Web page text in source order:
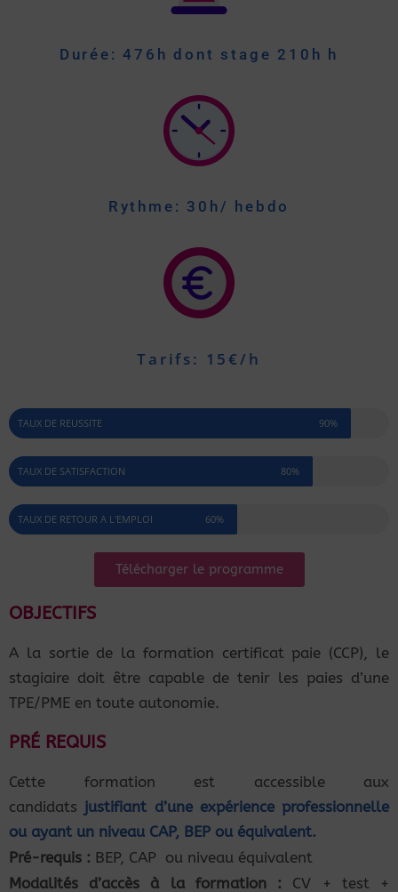
Durée: 476h dont stage 210h h
Rythme: 30h/ hebdo
Tarifs: 15€/h
TAUX DE REUSSITE 90%
TAUX DE SATISFACTION 80%
TAUX DE RETOUR A L'EMPLOI 60%
Télécharger le programme
OBJECTIFS
A la sortie de la formation certificat paie (CCP), le
stagiaire doit être capable de tenir les paies d’une
TPE/PME en toute autonomie.
PRÉ REQUIS
Cette formation est accessible aux
candidats justifiant d’une expérienceprofessionnelle
ou ayant un niveau CAP, BEP ou équivalent.
Pré-requis : BEP, CAP ou niveau équivalent
Modalités d’accès à la formation : CV + test +